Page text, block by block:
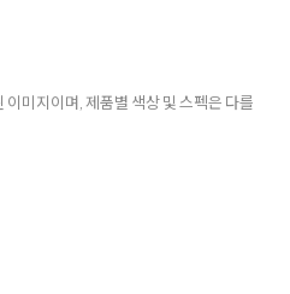
미지이며, 제품별 색상 및 스펙은 다를